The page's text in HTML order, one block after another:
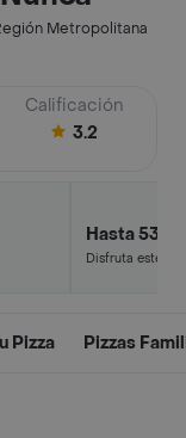
Metropolitana
Calificación
3.2
Hasta 53%
Disfruta este
Pizza Pizzas